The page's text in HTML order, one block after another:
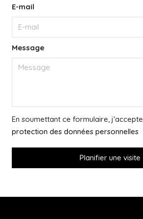
E-mail
Message
En soumettant ce formulaire, j'accepte
protection des données personnelles
Planifier une visite